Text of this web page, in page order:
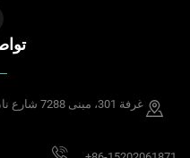
غرفة 301،